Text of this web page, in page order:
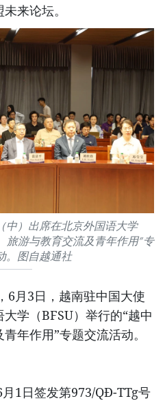
来论坛。
中）出席在北京外国语大学
旅游与教育交流及青年作用”专
。图自越通社
6月3日，越南驻中国大使
学（BFSU）举行的“越中
年作用”专题交流活动。
1日签发第973/QĐ-TTg号